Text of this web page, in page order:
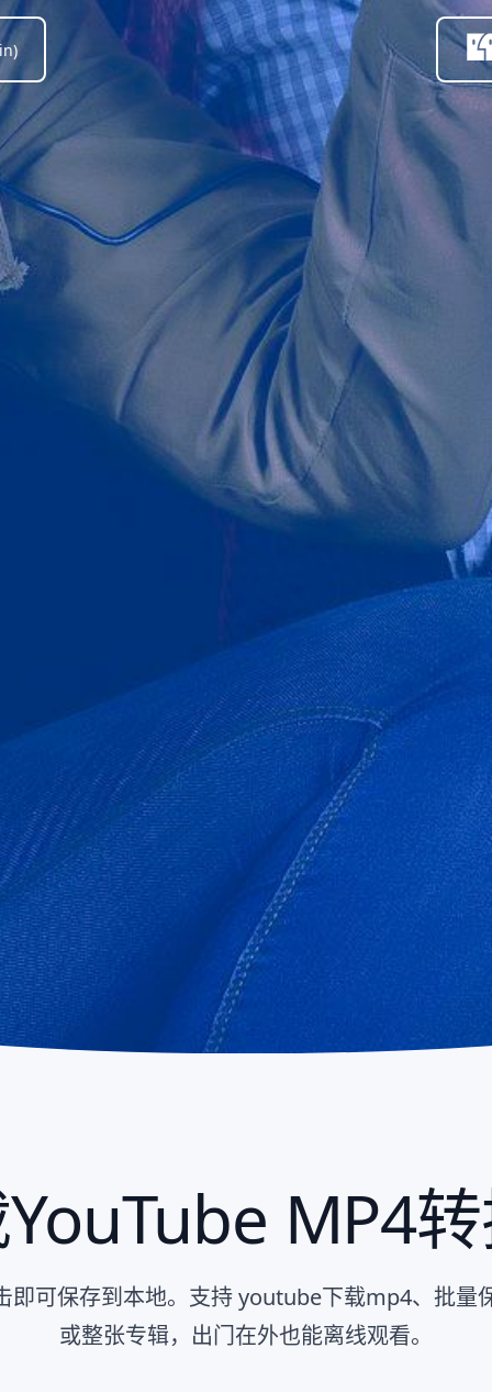
MP4
即可保存到本地。支持 youtube下载mp4、批量
或整张专辑，出门在外也能离线观看。